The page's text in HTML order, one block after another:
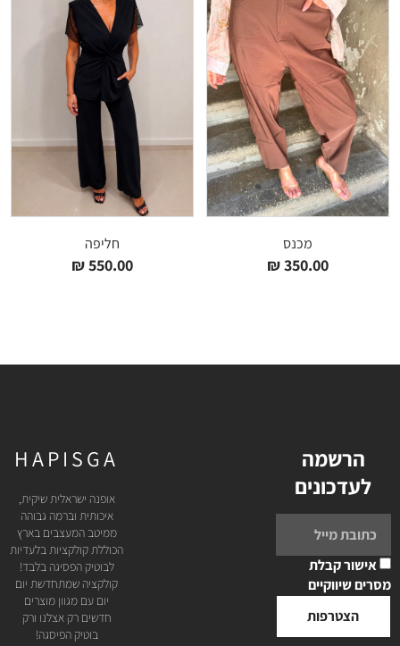
מכנס
350.00
₪
חליפה
550.00
₪
הרשמה
לעדכונים
אישור קבלת
מסרים שיווקיים
הצטרפות
HAPISGA
אופנה ישראלית שיקית,
איכותית וברמה גבוהה
ממיטב המעצבים בארץ
הכוללת קולקציות בלעדיות
לבוטיק הפסיגה בלבד!
קולקציה שמתחדשת יום
יום עם מגוון מוצרים
חדשים רק אצלנו ורק
בוטיק הפיסגה!